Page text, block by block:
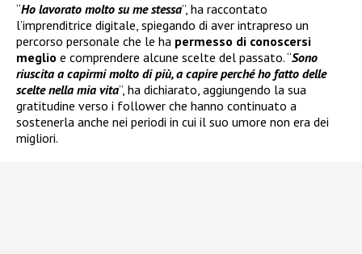
“Ho lavorato molto su me stessa”, ha raccontato
l’imprenditrice digitale, spiegando di aver intrapreso un
percorso personale che le ha permesso di conoscersi
meglio e comprendere alcune scelte del passato. “Sono
riuscita a capirmi molto di più, a capire perché ho fatto delle
scelte nella mia vita”, ha dichiarato, aggiungendo la sua
gratitudine verso i follower che hanno continuato a
sostenerla anche nei periodi in cui il suo umore non era dei
migliori.